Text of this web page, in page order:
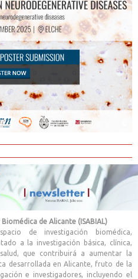
de Alicante (ISABIAL)
de investigación biomédica,
a la investigación básica, clínica,
que contribuirá a aumentar la
desarrollada en Alicante, fruto de la
e investigadores, incluyendo el